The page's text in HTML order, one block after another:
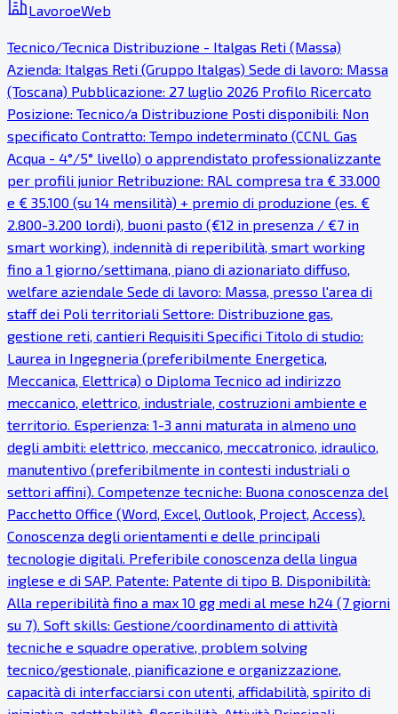
LavoroeWeb
Tecnico/Tecnica Distribuzione - Italgas Reti (Massa)
Azienda: Italgas Reti (Gruppo Italgas) Sede di lavoro: Massa
(Toscana) Pubblicazione: 27 luglio 2026 Profilo Ricercato
Posizione: Tecnico/a Distribuzione Posti disponibili: Non
specificato Contratto: Tempo indeterminato (CCNL Gas
Acqua - 4°/5° livello) o apprendistato professionalizzante
per profili junior Retribuzione: RAL compresa tra € 33.000
e € 35.100 (su 14 mensilità) + premio di produzione (es. €
2.800-3.200 lordi), buoni pasto (€12 in presenza / €7 in
smart working), indennità di reperibilità, smart working
fino a 1 giorno/settimana, piano di azionariato diffuso,
welfare aziendale Sede di lavoro: Massa, presso l'area di
staff dei Poli territoriali Settore: Distribuzione gas,
gestione reti, cantieri Requisiti Specifici Titolo di studio:
Laurea in Ingegneria (preferibilmente Energetica,
Meccanica, Elettrica) o Diploma Tecnico ad indirizzo
meccanico, elettrico, industriale, costruzioni ambiente e
territorio. Esperienza: 1-3 anni maturata in almeno uno
degli ambiti: elettrico, meccanico, meccatronico, idraulico,
manutentivo (preferibilmente in contesti industriali o
settori affini). Competenze tecniche: Buona conoscenza del
Pacchetto Office (Word, Excel, Outlook, Project, Access).
Conoscenza degli orientamenti e delle principali
tecnologie digitali. Preferibile conoscenza della lingua
inglese e di SAP. Patente: Patente di tipo B. Disponibilità:
Alla reperibilità fino a max 10 gg medi al mese h24 (7 giorni
su 7). Soft skills: Gestione/coordinamento di attività
tecniche e squadre operative, problem solving
tecnico/gestionale, pianificazione e organizzazione,
capacità di interfacciarsi con utenti, affidabilità, spirito di